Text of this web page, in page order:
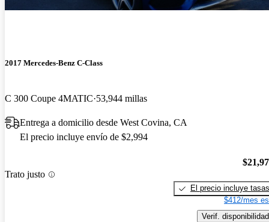
2017 Mercedes-Benz C-Class
C 300 Coupe 4MATIC 53,944 millas
Entrega a domicilio desde West Covina, CA
El precio incluye envío de $2,994
Trato justo
El precio incluye tasas
$412/mes
Verif. disponibilidad